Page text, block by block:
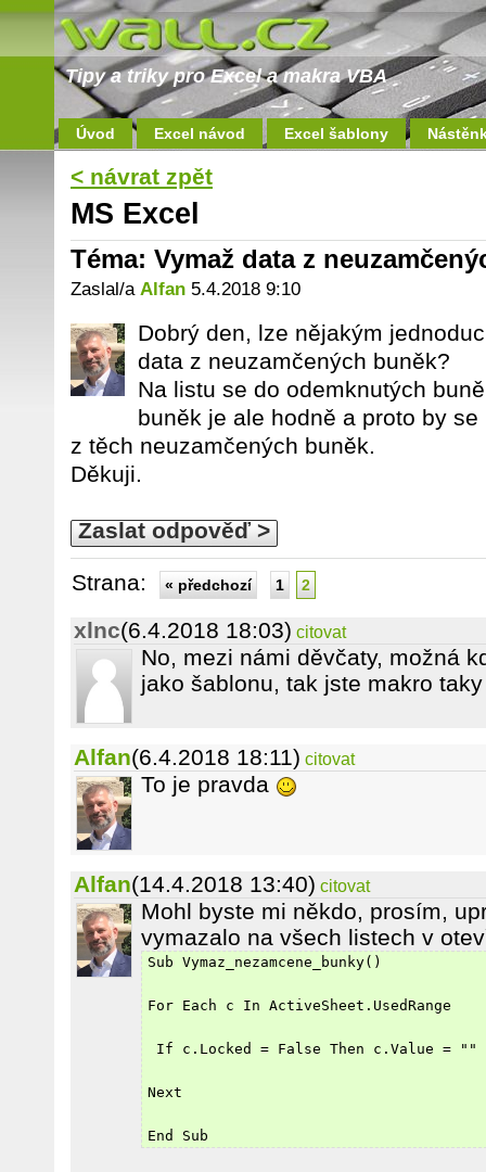
Tipy a triky pro Excel a makra VBA
Úvod Excel návod Excel šablony
< návrat zpět
MS Excel
Téma: Vymaž data z
Zaslal/a Alfan 5.4.2018 9:10
Dobrý den, lze nějakým
data z neuzamčených buněk?
Na listu se do odemknutých
buněk je ale hodně a proto by
z těch neuzamčených buněk.
Děkuji.
Zaslat odpověď >
Strana: « předchozí 1 2
xlnc(6.4.2018 18:03) citovat
No, mezi námi děvčaty, možná
jako šablonu, tak jste makro
Alfan(6.4.2018 18:11) citovat
To je pravda
Alfan(14.4.2018 13:40) citovat
Mohl byste mi někdo, prosím,
vymazalo na všech listech v
Sub Vymaz_nezamcene_bunky()
For Each c In ActiveSheet.UsedRange
If c.Locked = False Then c.Value = ""
Next
End Sub